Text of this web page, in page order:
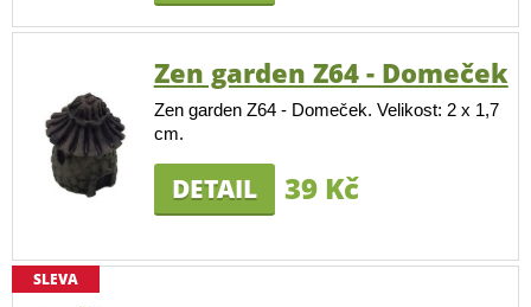
Zen garden Z64 - Domeček
Zen garden Z64 - Domeček. Velikost: 2 x 1,7
cm.
DETAIL 39 Kč
SLEVA